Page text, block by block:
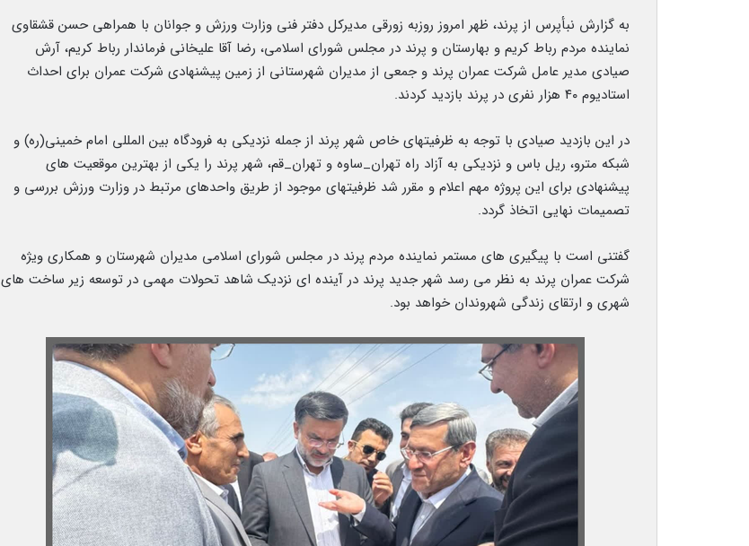
به گزارش نبأپرس از پرند، ظهر امروز روزبه زورقی مدیرکل دفتر فنی وزارت ورزش و جوانان با همراهی حسن قشقاوی
نماینده مردم رباط کریم و بهارستان و پرند در مجلس شورای اسلامی، رضا آقا علیخانی فرماندار رباط کریم، آرش
صیادی مدیر عامل شرکت عمران پرند و جمعی از مدیران شهرستانی از زمین پیشنهادی شرکت عمران برای احداث
استادیوم ۴۰ هزار نفری در پرند بازدید کردند.
در این بازدید صیادی با توجه به ظرفیتهای خاص شهر پرند از جمله نزدیکی به فرودگاه بین المللی امام خمینی(ره) و
شبکه مترو، ریل باس و نزدیکی به آزاد راه تهران_ساوه و تهران_قم، شهر پرند را یکی از بهترین موقعیت های
پیشنهادی برای این پروژه مهم اعلام و مقرر شد ظرفیتهای موجود از طریق واحدهای مرتبط در وزارت ورزش بررسی و
تصمیمات نهایی اتخاذ گردد.
گفتنی است با پیگیری های مستمر نماینده مردم پرند در مجلس شورای اسلامی مدیران شهرستان و همکاری ویژه
شرکت عمران پرند به نظر می رسد شهر جدید پرند در آینده ای نزدیک شاهد تحولات مهمی در توسعه زیر ساخت های
شهری و ارتقای زندگی شهروندان خواهد بود.